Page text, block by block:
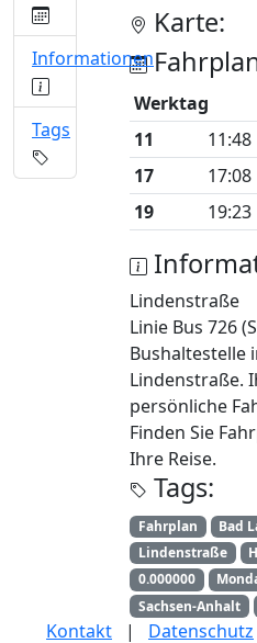
Karte:
Werktag
11
11:48
17
17:08
19
19:23
Lindenstraße
Linie Bus 726
Bushaltestelle
Lindenstraße.
persönliche
Finden Sie
Ihre Reise.
Tags:
Fahrplan Bad
Lindenstraße
0.000000
Sachsen-Anhalt
Informationen
Tags
Kontakt | Datenschutz